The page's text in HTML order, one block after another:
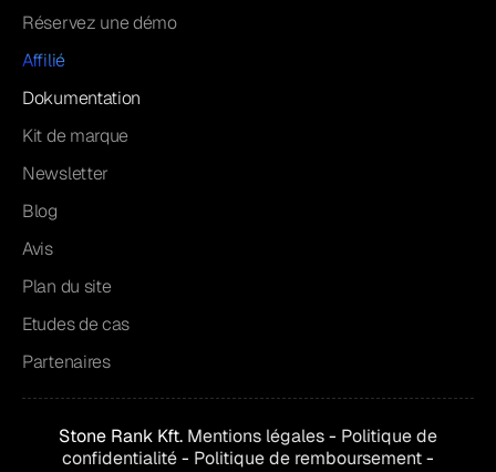
Réservez une démo
Affilié
Dokumentation
Kit de marque
Newsletter
Blog
Avis
Plan du site
Etudes de cas
Partenaires
Stone Rank Kft. Mentions légales- Politique de
confidentialité- Politique de remboursement-